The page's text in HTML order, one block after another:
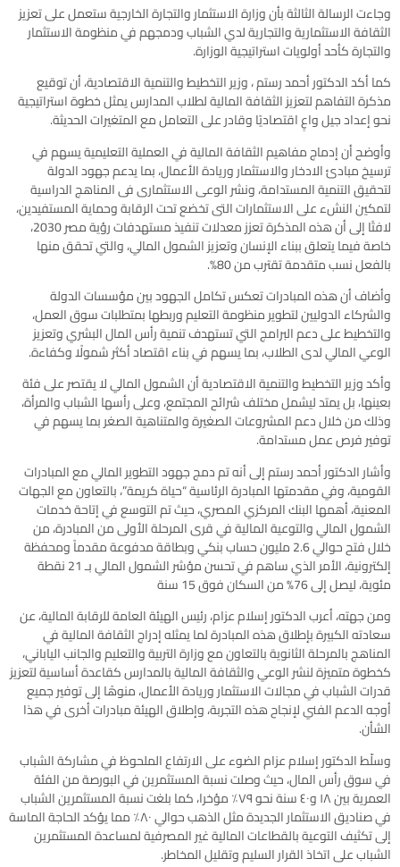
وجاءت الرسالة الثالثة بأن وزارة الاستثمار والتجارة الخارجية ستعمل على تعزيز
الثقافة الاستثمارية والتجارية لدي الشباب ودمجهم في منظومة الاستثمار
والتجارة كأحد أولويات استراتيجية الوزارة.
كما أكد الدكتور أحمد رستم ، وزير التخطيط والتنمية الاقتصادية، أن توقيع
مذكرة التفاهم لتعزيز الثقافة المالية لطلاب المدارس يمثل خطوة استراتيجية
نحو إعداد جيل واعٍ اقتصاديًا وقادر على التعامل مع المتغيرات الحديثة.
وأوضح أن إدماج مفاهيم الثقافة المالية في العملية التعليمية يسهم في
ترسيخ مبادئ الادخار والاستثمار وريادة الأعمال، بما يدعم جهود الدولة
لتحقيق التنمية المستدامة، ونشر الوعى الاستثمارى فى المناهج الدراسية
لتمكين النشء على الاستثمارات التى تخضع تحت الرقابة وحماية المستفيدين،
لافتًا إلى أن هذه المذكرة تعزز معدلات تنفيذ مستهدفات رؤية مصر 2030،
خاصة فيما يتعلق ببناء الإنسان وتعزيز الشمول المالي، والتي تحقق منها
بالفعل نسب متقدمة تقترب من 80%.
وأضاف أن هذه المبادرات تعكس تكامل الجهود بين مؤسسات الدولة
والشركاء الدوليين لتطوير منظومة التعليم وربطها بمتطلبات سوق العمل،
والتخطيط على دعم البرامج التي تستهدف تنمية رأس المال البشري وتعزيز
الوعي المالي لدى الطلاب، بما يسهم في بناء اقتصاد أكثر شمولًا وكفاءة.
وأكد وزير التخطيط والتنمية الاقتصادية أن الشمول المالي لا يقتصر على فئة
بعينها، بل يمتد ليشمل مختلف شرائح المجتمع، وعلى رأسها الشباب والمرأة،
وذلك من خلال دعم المشروعات الصغيرة والمتناهية الصغر بما يسهم في
توفير فرص عمل مستدامة.
وأشار الدكتور أحمد رستم إلى أنه تم دمج جهود التطوير المالي مع المبادرات
القومية، وفي مقدمتها المبادرة الرئاسية “حياة كريمة”، بالتعاون مع الجهات
المعنية، أهمها البنك المركزي المصري، حيث تم التوسع في إتاحة خدمات
الشمول المالي والتوعية المالية في قرى المرحلة الأولى من المبادرة، من
خلال فتح حوالي 2.6 مليون حساب بنكي وبطاقة مدفوعة مقدماً ومحفظة
إلكترونية، الأمر الذي ساهم في تحسن مؤشر الشمول المالي بـ 21 نقطة
مئوية، ليصل إلى 76% من السكان فوق 15 سنة
ومن جهته، أعرب الدكتور إسلام عزام، رئيس الهيئة العامة للرقابة المالية، عن
سعادته الكبيرة بإطلاق هذه المبادرة لما يمثله إدراج الثقافة المالية في
المناهج بالمرحلة الثانوية بالتعاون مع وزارة التربية والتعليم والجانب الياباني،
كخطوة متميزة لنشر الوعي والثقافة المالية بالمدارس كقاعدة أساسية لتعزيز
قدرات الشباب في مجالات الاستثمار وريادة الأعمال، منوهًا إلى توفير جميع
أوجه الدعم الفني لإنجاح هذه التجربة، وإطلاق الهيئة مبادرات أخرى في هذا
الشأن.
وسلّط الدكتور إسلام عزام الضوء على الارتفاع الملحوظ في مشاركة الشباب
في سوق رأس المال، حيث وصلت نسبة المستثمرين في البورصة من الفئة
العمرية بين ١٨ و٤٠ سنة نحو ٧٩٪؜ مؤخرا، كما بلغت نسبة المستثمرين الشباب
في صناديق الاستثمار الجديدة مثل الذهب حوالي ٨٠٪؜ مما يؤكد الحاجة الماسة
إلى تكثيف التوعية بالقطاعات المالية غير المصرفية لمساعدة المستثمرين
الشباب على اتخاذ القرار السليم وتقليل المخاطر.